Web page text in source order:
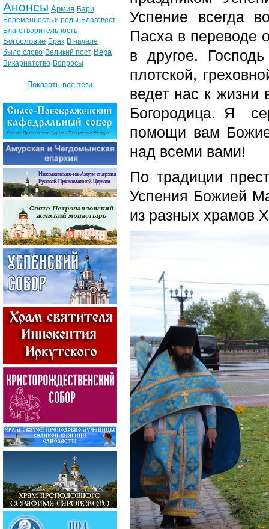
Успение всегда
Пасха в переводе
в другое.
плотской,
ведет нас к жизни
Богородица. Я
помощи вам
над всеми вами!
По традиции
Успения Божией
из разных храмов
Анонсы Армия Бари
Беременность и роды Благовест
Благотворительность
Богословие Брак В начале
было слово Великий пост Вера
Викариатство Вопросы
Показать все теги